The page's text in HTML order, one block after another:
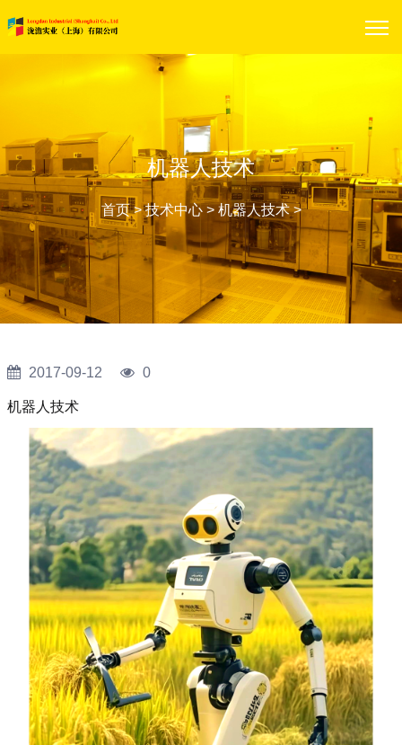
机器人技术
首页>技术中心> 机器人技术>
2017-09-12 0
机器人技术